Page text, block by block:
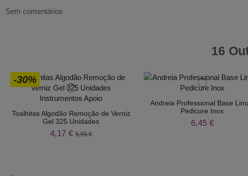
Sem comentários
16
-30%
Toalhitas Algodão Remoção de Verniz
Gel 325 Unidades
4,17 € 5,95 €
Andreia Professional Base
Pedicure Inox
6,45 €